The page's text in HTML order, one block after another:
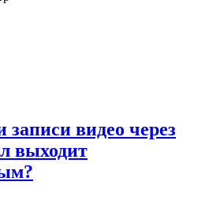
видео через
выходит